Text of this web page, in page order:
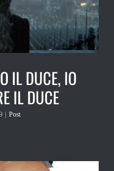
IL DUCE, IO
IL DUCE
Post